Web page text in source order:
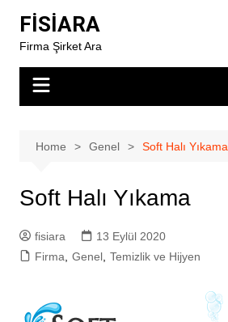
content
FİSİARA
Firma Şirket Ara
Home Genel Soft Halı Yıkama
Soft Halı Yıkama
fisiara
13 Eylül 2020
Firma
Genel, Temizlik ve Hijyen